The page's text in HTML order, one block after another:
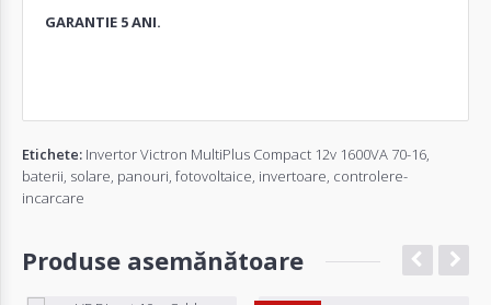
GARANTIE 5 ANI.
Etichete: Invertor Victron MultiPlus Compact 12v 1600VA 70-16
baterii solare panouri fotovoltaice invertoare controlere-
incarcare
Produse asemănătoare